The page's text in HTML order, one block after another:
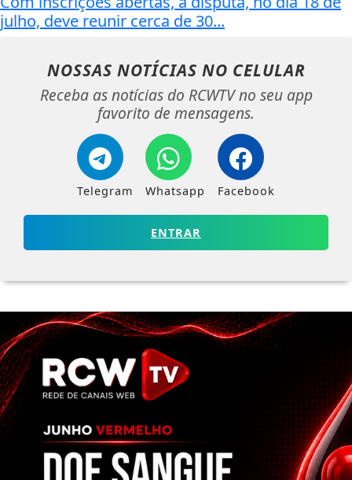
julho, deve reunir cerca de 30...
NOSSAS NOTÍCIAS NO CELULAR
Receba as notícias do RCWTV no seu app
favorito de mensagens.
Telegram Whatsapp Facebook
ENTRAR